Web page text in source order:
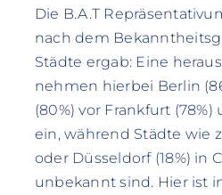
Die B.A.T
nach dem
Städte ergab: Eine
nehmen hierbei Berlin
(80%) vor Frankfurt
ein, während Städte wie
oder Düsseldorf (18%) in
unbekannt sind. Hier ist